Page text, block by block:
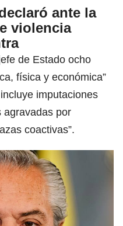
ante la
violencia
de Estado ocho
física y económica”
imputaciones
agravadas por
coactivas”.